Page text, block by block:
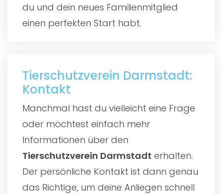
du und dein neues Familienmitglied
einen perfekten Start habt.
Tierschutzverein Darmstadt:
Kontakt
Manchmal hast du vielleicht eine Frage
oder möchtest einfach mehr
Informationen über den
Tierschutzverein Darmstadt erhalten.
Der persönliche Kontakt ist dann genau
das Richtige, um deine Anliegen schnell